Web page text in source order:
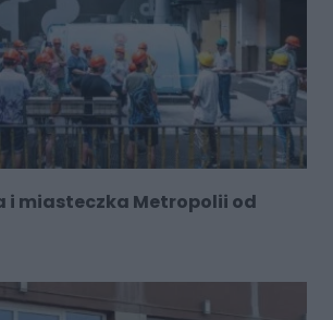
i miasteczka Metropolii od